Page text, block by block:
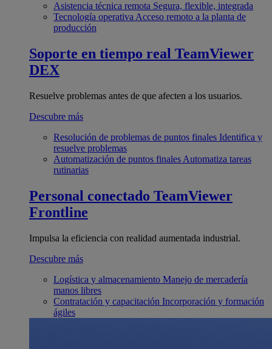
Asistencia técnica remota Segura, flexible, integrada
Tecnología operativa Acceso remoto a la planta de
producción
Soporte en tiempo real TeamViewer
DEX
Resuelve problemas antes de que afecten a los usuarios.
Descubre más
Resolución de problemas de puntos finales Identifica y
resuelve problemas
Automatización de puntos finales Automatiza tareas
rutinarias
Personal conectado TeamViewer
Frontline
Impulsa la eficiencia con realidad aumentada industrial.
Descubre más
Logística y almacenamiento Manejo de mercadería
manos libres
Contratación y capacitación Incorporación y formación
ágiles